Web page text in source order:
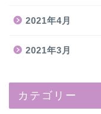
2021年4月
2021年3月
カテゴリー